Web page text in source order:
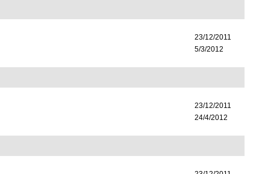
23/12/2011
5/3/2012
23/12/2011
24/4/2012